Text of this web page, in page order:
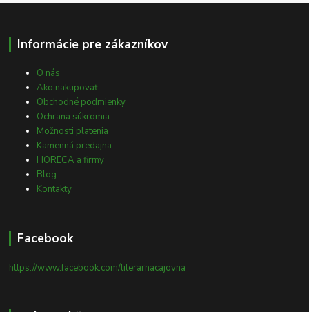
Informácie pre zákazníkov
O nás
Ako nakupovať
Obchodné podmienky
Ochrana súkromia
Možnosti platenia
Kamenná predajna
HORECA a firmy
Blog
Kontakty
Facebook
https://www.facebook.com/literarnacajovna